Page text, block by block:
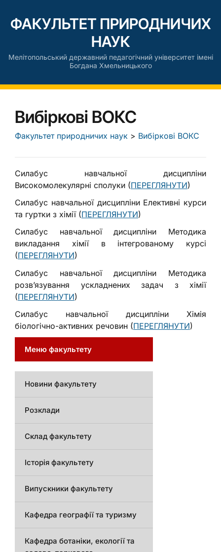
ФАКУЛЬТЕТ ПРИРОДНИЧИХ
НАУК
Мелітопольський державний педагогічний університет імені
Богдана Хмельницького
Вибіркові ВОКС
Факультет природничих наук > Вибіркові ВОКС
Силабус навчальної дисципліни
Високомолекулярні сполуки (ПЕРЕГЛЯНУТИ)
Силабус навчальної дисципліни Елективні курси
та гуртки з хімії (ПЕРЕГЛЯНУТИ)
Силабус навчальної дисципліни Методика
викладання хімії в інтегрованому курсі
(ПЕРЕГЛЯНУТИ)
Силабус навчальної дисципліни Методика
розв’язування ускладнених задач з хімії
(ПЕРЕГЛЯНУТИ)
Силабус навчальної дисципліни Хімія
біологічно-активних речовин (ПЕРЕГЛЯНУТИ)
Меню факультету
Новини факультету
Розклади
Склад факультету
Історія факультету
Випускники факультету
Кафедра географії та туризму
Кафедра ботаніки, екології та